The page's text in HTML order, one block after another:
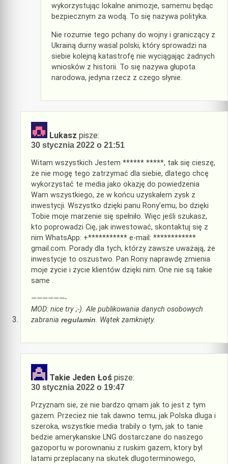
wykorzystując lokalne animozje, samemu będąc
bezpiecznym za wodą. To się nazywa polityka.
Nie rozumie tego pchany do wojny i graniczący z
Ukrainą durny wasal polski, który sprowadzi na
siebie kolejną katastrofę nie wyciągając żadnych
wniosków z historii. To się nazywa głupota
narodowa, jedyna rzecz z czego słynie.
Lukasz pisze:
30 stycznia 2022 o 21:51
Witam wszystkich Jestem ****** *****, tak się cieszę,
że nie mogę tego zatrzymać dla siebie, dlatego chcę
wykorzystać te media jako okazję do powiedzenia
Wam wszystkiego, że w końcu uzyskałem zysk z
inwestycji. Wszystko dzięki panu Rony’emu, bo dzięki
Tobie moje marzenie się spełniło. Więc jeśli szukasz,
kto poprowadzi Cię, jak inwestować, skontaktuj się z
nim WhatsApp: +*********** e-mail: ************
gmail.com. Porady dla tych, którzy zawsze uważają, że
inwestycje to oszustwo. Pan Rony naprawdę zmienia
moje życie i życie klientów dzięki nim. One nie są takie
same .
——————-
MOD: nice try ;-). Ale publikowania danych osobowych
zabrania regulamin. Wątek zamknięty.
Takie Jeden Łoś pisze:
30 stycznia 2022 o 19:47
Przyznam sie, ze nie bardzo qmam jak to jest z tym
gazem. Przeciez nie tak dawno temu, jak Polska dluga i
szeroka, wszystkie media trabily o tym, jak to tanie
bedzie amerykanskie LNG dostarczane do naszego
gazoportu w porownaniu z ruskim gazem, ktory byl
latami przeplacany na skutek dlugoterminowego,